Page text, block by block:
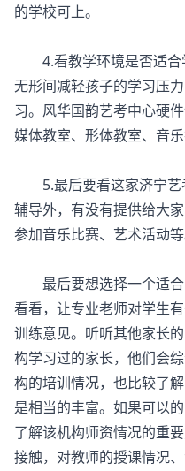
的学校可上。
4.看教学环境是否适合
无形间减轻孩子的学习压
习。风华国韵艺考中心硬
媒体教室、形体教室、音乐
5.最后要看这家济宁艺
辅导外，有没有提供给大
参加音乐比赛、艺术活动等
最后要想选择一个适合
看看，让专业老师对学生
训练意见。听听其他家长
构学习过的家长，他们会
构的培训情况，也比较了
是相当的丰富。如果可以
了解该机构师资情况的重
接触，对教师的授课情况